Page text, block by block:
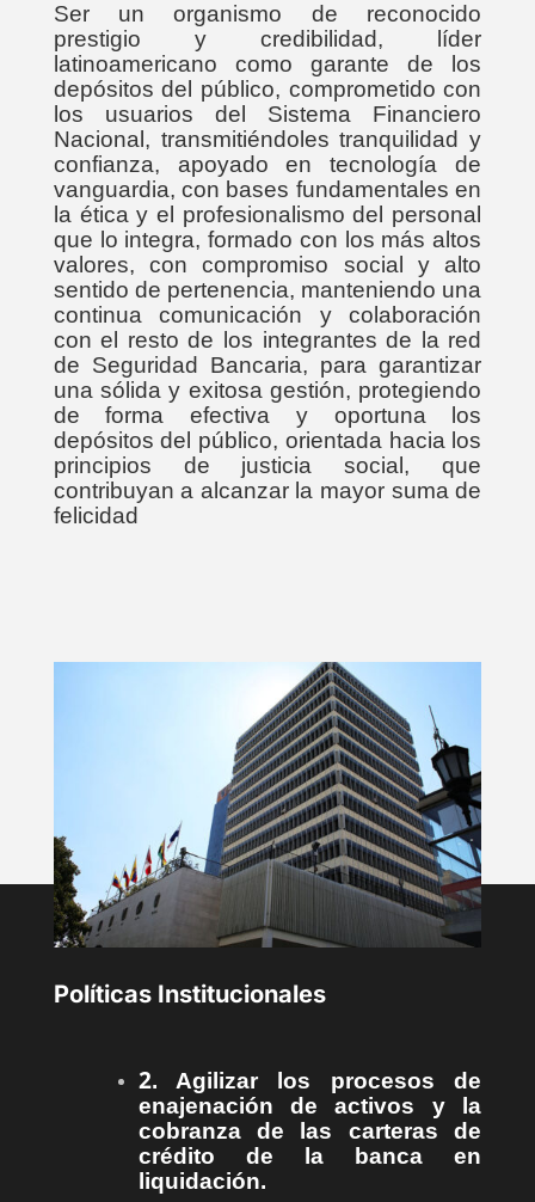
Ser un organismo de reconocido
prestigio y credibilidad, líder
latinoamericano como garante de los
depósitos del público, comprometido con
los usuarios del Sistema Financiero
Nacional, transmitiéndoles tranquilidad y
confianza, apoyado en tecnología de
vanguardia, con bases fundamentales en
la ética y el profesionalismo del personal
que lo integra, formado con los más altos
valores, con compromiso social y alto
sentido de pertenencia, manteniendo una
continua comunicación y colaboración
con el resto de los integrantes de la red
de Seguridad Bancaria, para garantizar
una sólida y exitosa gestión, protegiendo
de forma efectiva y oportuna los
depósitos del público, orientada hacia los
principios de justicia social, que
contribuyan a alcanzar la mayor suma de
felicidad
Políticas Institucionales
2. Agilizar los procesos de
enajenación de activos y la
cobranza de las carteras de
crédito de la banca en
liquidación.